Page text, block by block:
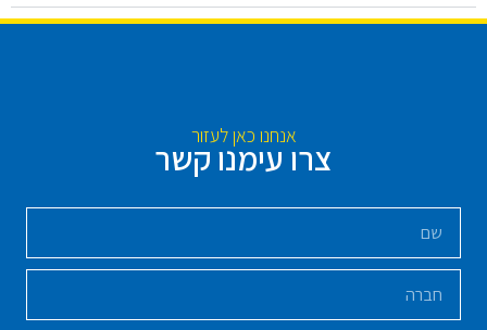
אנחנו כאן לעזור
צרו עימנו קשר